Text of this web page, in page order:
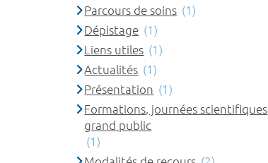
Parcours de soins (1)
Dépistage (1)
Liens utiles (1)
Actualités (1)
Présentation (1)
Formations, journées scientifiques
grand public
(1)